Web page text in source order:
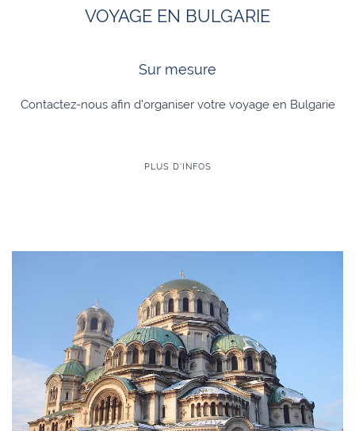
VOYAGE EN BULGARIE
Sur mesure
Contactez-nous afin d'organiser votre voyage en Bulgarie
PLUS D'INFOS